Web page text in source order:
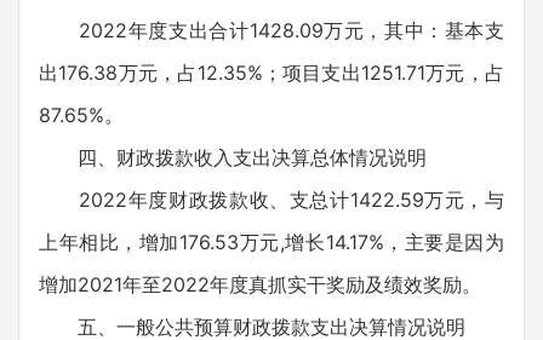
2022年度支出合计1428.09万元，其中：基本支
出176.38万元，占12.35%；项目支出1251.71万元，占
87.65%。
四、财政拨款收入支出决算总体情况说明
2022年度财政拨款收、支总计1422.59万元，与
上年相比，增加176.53万元,增长14.17%，主要是因为
增加2021年至2022年度真抓实干奖励及绩效奖励。
五、一般公共预算财政拨款支出决算情况说明